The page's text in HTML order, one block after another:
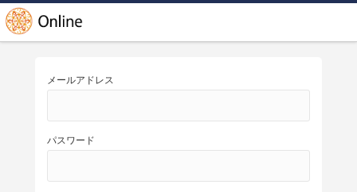
メールアドレス
パスワード